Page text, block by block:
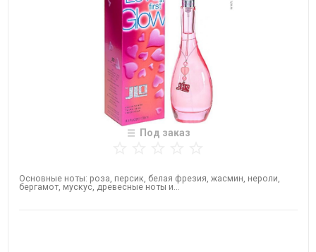
Под заказ
Основные ноты: роза, персик, белая фрезия, жасмин, нероли,
бергамот, мускус, древесные ноты и...